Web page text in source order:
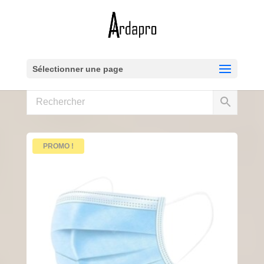
Sélectionner une page
PROMO !